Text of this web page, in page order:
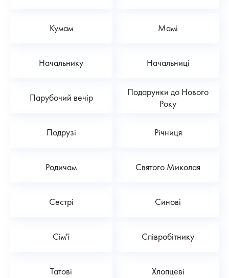
Кумам Мамі
Начальнику Начальниці
Парубочий вечір
Подарунки до Нового
Року
Подрузі Річниця
Родичам Святого Миколая
Сестрі Синові
Сім'ї Співробітнику
Татові Хлопцеві